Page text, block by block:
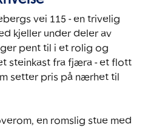
vei 115 - en trivelig
kjeller under deler av
pent til i et rolig og
steinkast fra fjæra - et flott
setter pris på nærhet til
en romslig stue med